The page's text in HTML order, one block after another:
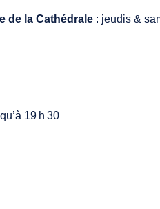
de la Cathédrale : jeudis &
19 h 30